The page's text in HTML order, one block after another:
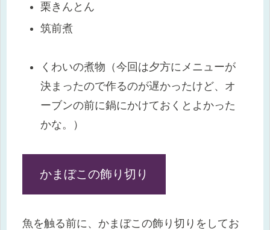
栗きんとん
筑前煮
くわいの煮物（今回は夕方にメニューが
決まったので作るのが遅かったけど、オ
ーブンの前に鍋にかけておくとよかった
かな。）
かまぼこの飾り切り
魚を触る前に、かまぼこの飾り切りをしてお